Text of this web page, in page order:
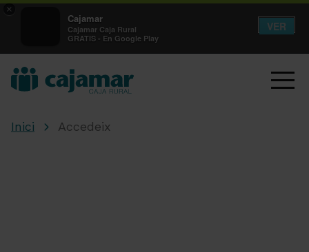
×
Cajamar
Cajamar Caja Rural
GRATIS - En Google Play
VER
Inici Accedeix